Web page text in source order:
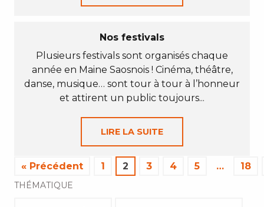
Nos festivals
Plusieurs festivals sont organisés chaque
année en Maine Saosnois ! Cinéma, théâtre,
danse, musique… sont tour à tour à l’honneur
et attirent un public toujours...
LIRE LA SUITE
« Précédent 1 2 3 4 5 … 18
THÉMATIQUE